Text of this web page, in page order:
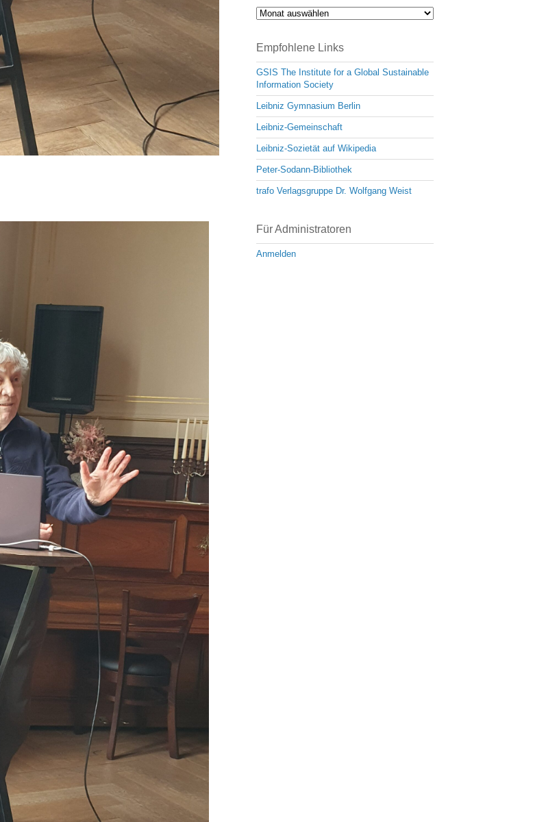
Archiv
Empfohlene Links
GSIS The Institute for a Global Sustainable
Information Society
Leibniz Gymnasium Berlin
Leibniz-Gemeinschaft
Leibniz-Sozietät auf Wikipedia
Peter-Sodann-Bibliothek
trafo Verlagsgruppe Dr. Wolfgang Weist
Für Administratoren
Anmelden